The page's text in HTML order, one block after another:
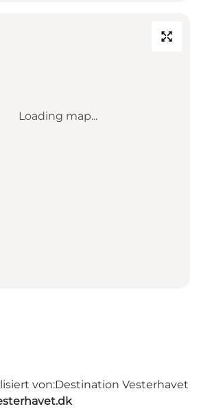
Loading map...
von:Destination Vesterhavet